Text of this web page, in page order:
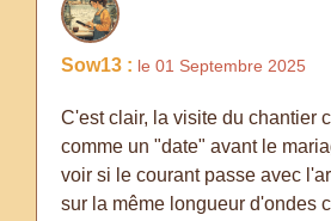
Sow13 : le 01 Septembre 2025
C'est clair, la visite du chantier
comme un "date" avant le
voir si le courant passe avec
sur la même longueur d'ondes